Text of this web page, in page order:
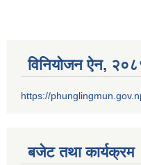
विनियोजन ऐन‚
https://
बजेट तथा कार्यक्रम